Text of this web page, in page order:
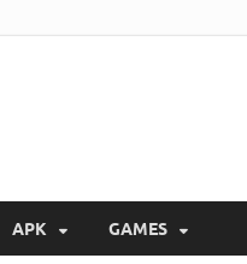
APK GAMES